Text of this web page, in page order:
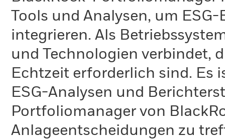
Tools und Analysen, um
integrieren. Als
und Technologien verbindet,
Echtzeit erforderlich sind. Es
ESG-Analysen und
Portfoliomanager von
Anlageentscheidungen zu